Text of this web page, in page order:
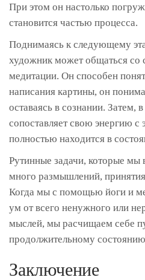
При этом он настолько
становится частью процесса.
Поднимаясь к следующему
художник может общаться со
медитации. Он способен
написания картины, он
оставаясь в сознании. Затем,
сопоставляет свою энергию с
полностью находится в
Рутинные задачи, которые мы
много размышлений,
Когда мы с помощью йоги и
ум от всего ненужного или
мыслей, мы расчищаем себе
продолжительному
Заключение